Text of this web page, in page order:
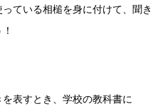
ている相槌を身に付けて、聞き
表すとき、学校の教科書に